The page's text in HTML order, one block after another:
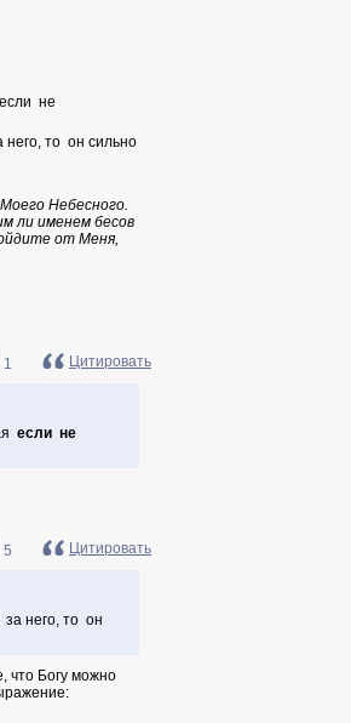
не
то он сильно
Небесного.
ли именем бесов
от Меня,
1 Цитировать
если не
5 Цитировать
него, то он
что Богу можно